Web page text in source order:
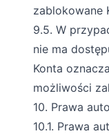
zablokowane
9.5. W
nie ma
Konta
możliwości
10. Prawa
10.1. Prawa